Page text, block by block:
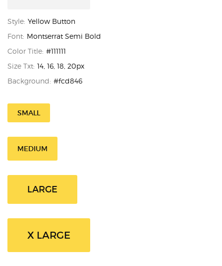
Style: Yellow Button
Font: Montserrat Semi Bold
Color Title: #111111
Size Txt: 14, 16, 18, 20px
Background: #fcd846
SMALL
MEDIUM
LARGE
X LARGE